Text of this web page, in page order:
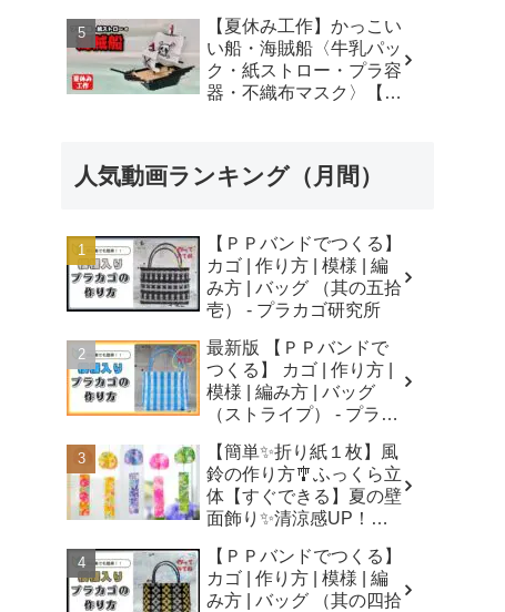
【夏休み工作】かっこい
い船・海賊船〈牛乳パッ
ク・紙ストロー・プラ容
器・不織布マスク〉【自
人気動画ランキング（月間）
【ＰＰバンドでつくる】
カゴ | 作り方 | 模様 | 編
み方 | バッグ （其の五拾
壱） - プラカゴ研究所
最新版 【ＰＰバンドで
つくる】 カゴ | 作り方 |
模様 | 編み方 | バッグ
（ストライプ） - プラカ
【簡単✨折り紙１枚】風
鈴の作り方🎐ふっくら立
体【すぐできる】夏の壁
面飾り✨清涼感UP！無
Origami Wind Chimes -
はなみこと
【ＰＰバンドでつくる】
カゴ | 作り方 | 模様 | 編
み方 | バッグ （其の四拾